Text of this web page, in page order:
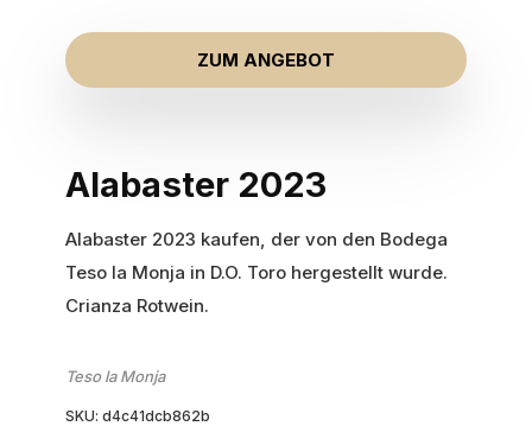
Alabaster 2023
Alabaster 2023 kaufen, der von den Bodega
Teso la Monja in D.O. Toro hergestellt wurde.
Crianza Rotwein.
ZUM ANGEBOT
Teso la Monja
SKU: d4c41dcb862b